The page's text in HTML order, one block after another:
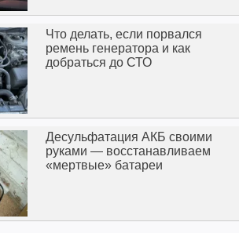
Что делать, если порвался
ремень генератора и как
добраться до СТО
Десульфатация АКБ своими
руками — восстанавливаем
«мертвые» батареи